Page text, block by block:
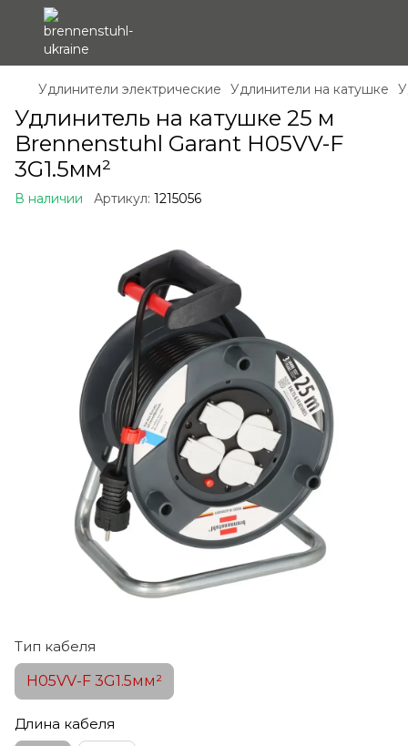
Удлинители электрические Удлинители на катушке
Удлинитель на катушке 25 м
Brennenstuhl Garant H05VV-F
3G1.5мм²
В наличии Артикул: 1215056
Тип кабеля
H05VV-F 3G1.5мм²
Длина кабеля